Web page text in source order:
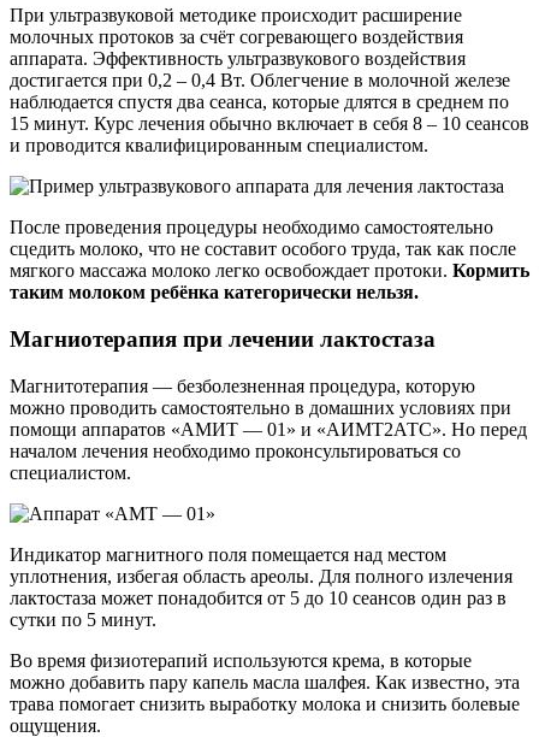
При ультразвуковой методике происходит расширение
молочных протоков за счёт согревающего воздействия
аппарата. Эффективность ультразвукового воздействия
достигается при 0,2 – 0,4 Вт. Облегчение в молочной железе
наблюдается спустя два сеанса, которые длятся в среднем по
15 минут. Курс лечения обычно включает в себя 8 – 10 сеансов
и проводится квалифицированным специалистом.
После проведения процедуры необходимо самостоятельно
сцедить молоко, что не составит особого труда, так как после
мягкого массажа молоко легко освобождает протоки. Кормить
таким молоком ребёнка категорически нельзя.
Магниотерапия при лечении лактостаза
Магнитотерапия — безболезненная процедура, которую
можно проводить самостоятельно в домашних условиях при
помощи аппаратов «АМИТ — 01» и «АИМТ2АТС». Но перед
началом лечения необходимо проконсультироваться со
специалистом.
Индикатор магнитного поля помещается над местом
уплотнения, избегая область ареолы. Для полного излечения
лактостаза может понадобится от 5 до 10 сеансов один раз в
сутки по 5 минут.
Во время физиотерапий используются крема, в которые
можно добавить пару капель масла шалфея. Как известно, эта
трава помогает снизить выработку молока и снизить болевые
ощущения.